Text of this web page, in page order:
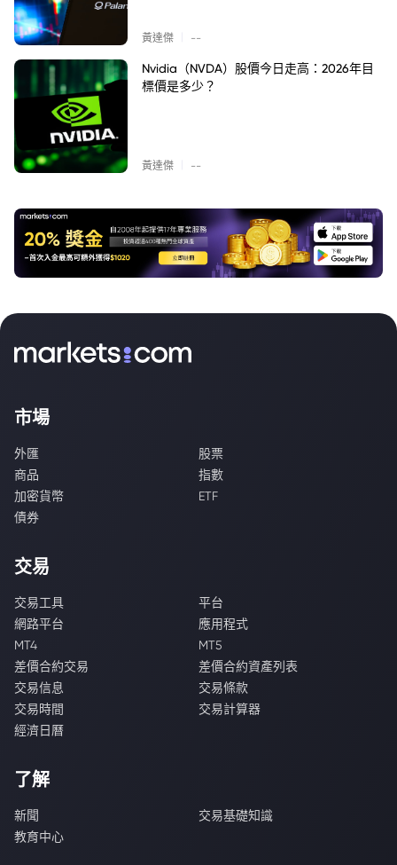
黃達傑 --
Nvidia（NVDA）股價今日走高：2026年目
標價是多少？
黃達傑 --
市場
外匯
股票
商品
指數
加密貨幣
ETF
債券
交易
交易工具
平台
網路平台
應用程式
MT4
MT5
差價合約交易
差價合約資產列表
交易信息
交易條款
交易時間
交易計算器
經濟日曆
了解
新聞
交易基礎知識
教育中心